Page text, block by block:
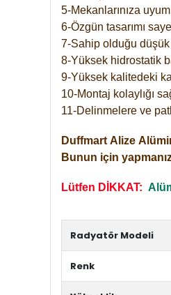
5-Mekanlarınıza
6-Özgün tasarımı
7-Sahip olduğu
8-Yüksek hidrostatik
9-Yüksek kalitedeki
10-Montaj kolaylığı
11-Delinmelere ve
Duffmart Alize
Bunun için
Lütfen DİKKAT:
Radyatör Modeli
Renk